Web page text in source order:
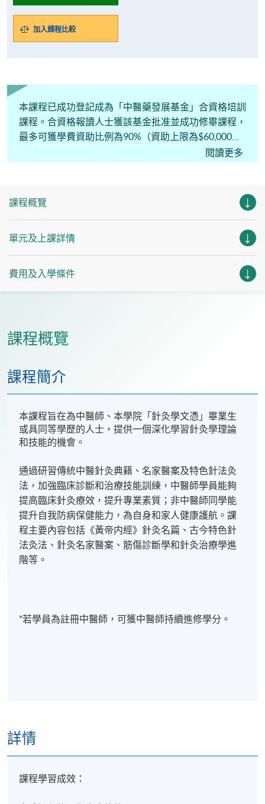
加入課程比較
本課程已成功登記成為「中醫藥發展基金」合資格培訓
課程。合資格報讀人士獲該基金批准並成功修畢課程，
最多可獲學費資助比例為90%（資助上限為$60,000港
閱讀更多
課程概覽
單元及上課詳情
費用及入學條件
課程概覽
課程簡介
本課程旨在為中醫師、本學院「針灸學文憑」畢業生
或具同等學歷的人士，提供一個深化學習針灸學理論
和技能的機會。
通過研習傳統中醫針灸典籍、名家醫案及特色針法灸
法，加強臨床診斷和治療技能訓練，中醫師學員能夠
提高臨床針灸療效，提升專業素質；非中醫師同學能
提升自我防病保健能力，為自身和家人健康護航。課
程主要內容包括《黃帝内經》針灸名篇、古今特色針
法灸法、針灸名家醫案、筋傷診斷學和針灸治療學進
階等。
*若學員為註冊中醫師，可獲中醫師持續進修學分。
詳情
課程學習成效：